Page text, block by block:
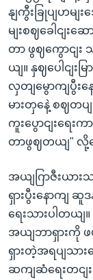
နျကွီးခြုပျဟမျ
မျးစဈခေါငျးဆ
တာ ဖွဈကွောငျး
ယျ။ နှဈပေါငျး
လှတျမွောကျပွီးန
မားတှနေဲ့ စဈတပ
ကူးပွောငျးရေး
တာဖွဈတယျ" လို့ရ
အယျဂြာဇီးယာ
ရှားပွီးနောကျ ဆူ
ရေးသားပါတယျ။
အယျဘာရှားကို ဖ
ရှားတဲ့အရပျသား
ဆကျဆံရေးတငျး